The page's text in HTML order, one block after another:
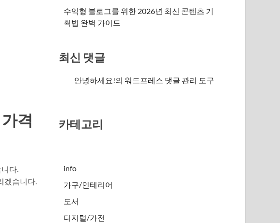
격
다.
겠습니다.
수익형 블로그를 위한 2026년 최신 콘텐츠 기
획법 완벽 가이드
최신 댓글
안녕하세요!의워드프레스 댓글 관리 도구
카테고리
info
가구/인테리어
도서
디지털/가전